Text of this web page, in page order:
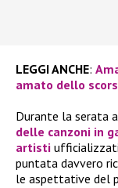
LEGGI ANCHE:
amato dello
Durante la serata
delle canzoni in
artisti
puntata davvero
le aspettative del